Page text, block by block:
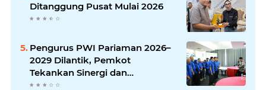
Ditanggung Pusat Mulai 2026
Pengurus PWI Pariaman 2026–
2029 Dilantik, Pemkot
Tekankan Sinergi dan
Profesionalisme Pers